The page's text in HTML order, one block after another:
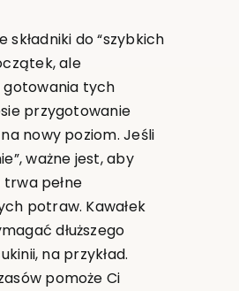
składniki do “szybkich
ale
gotowania tych
przygotowanie
nowy poziom. Jeśli
ważne jest, aby
trwa pełne
potraw. Kawałek
dłuższego
na przykład.
pomoże Ci